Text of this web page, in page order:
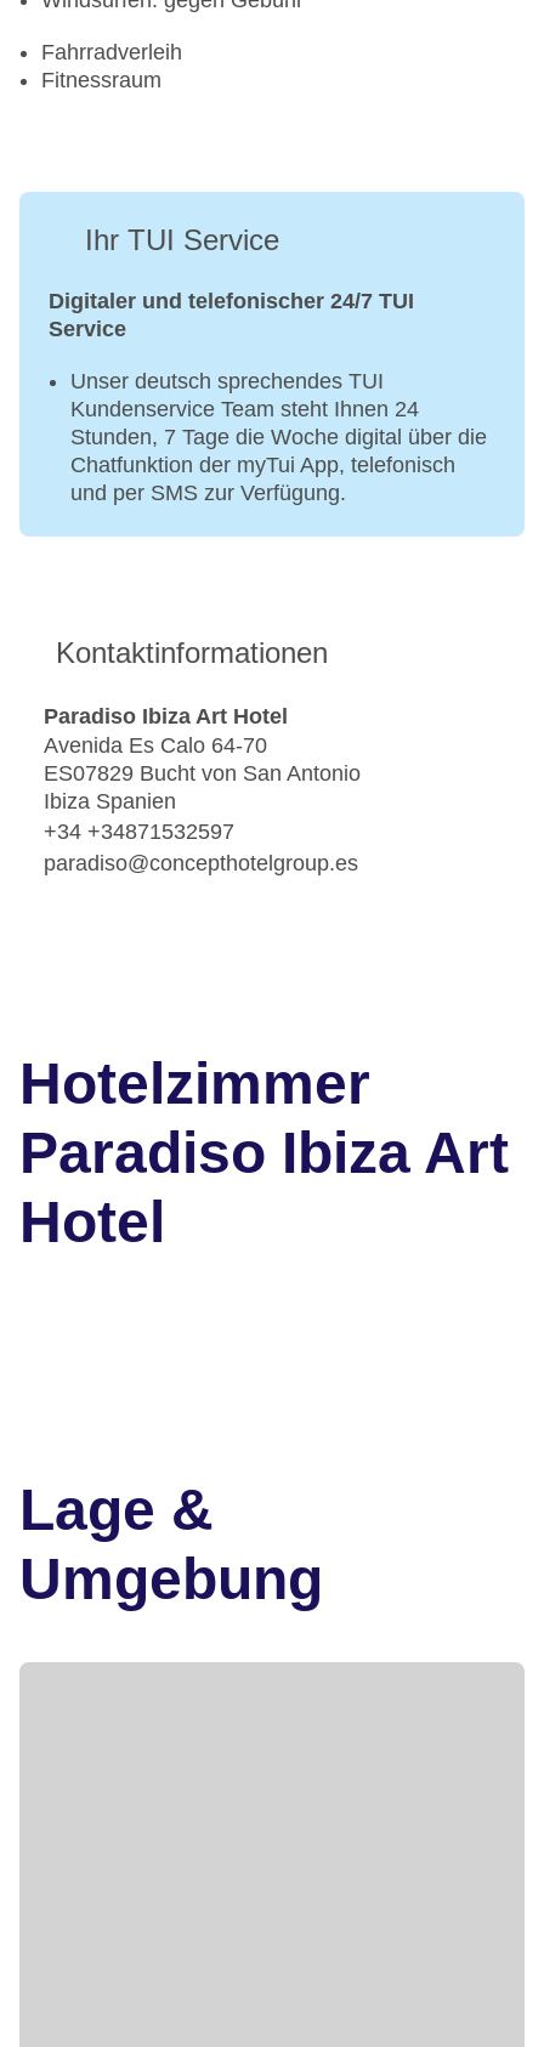
Fahrradverleih
Fitnessraum
Ihr TUI Service
Digitaler und telefonischer 24/7 TUI
Service
Unser deutsch sprechendes TUI
Kundenservice Team steht Ihnen 24
Stunden, 7 Tage die Woche digital über die
Chatfunktion der myTui App, telefonisch
und per SMS zur Verfügung.
Kontaktinformationen
Paradiso Ibiza Art Hotel
Avenida Es Calo 64-70
ES07829 Bucht von San Antonio
Ibiza Spanien
+34 +34871532597
paradiso@concepthotelgroup.es
Hotelzimmer
Paradiso Ibiza Art
Hotel
Lage &
Umgebung